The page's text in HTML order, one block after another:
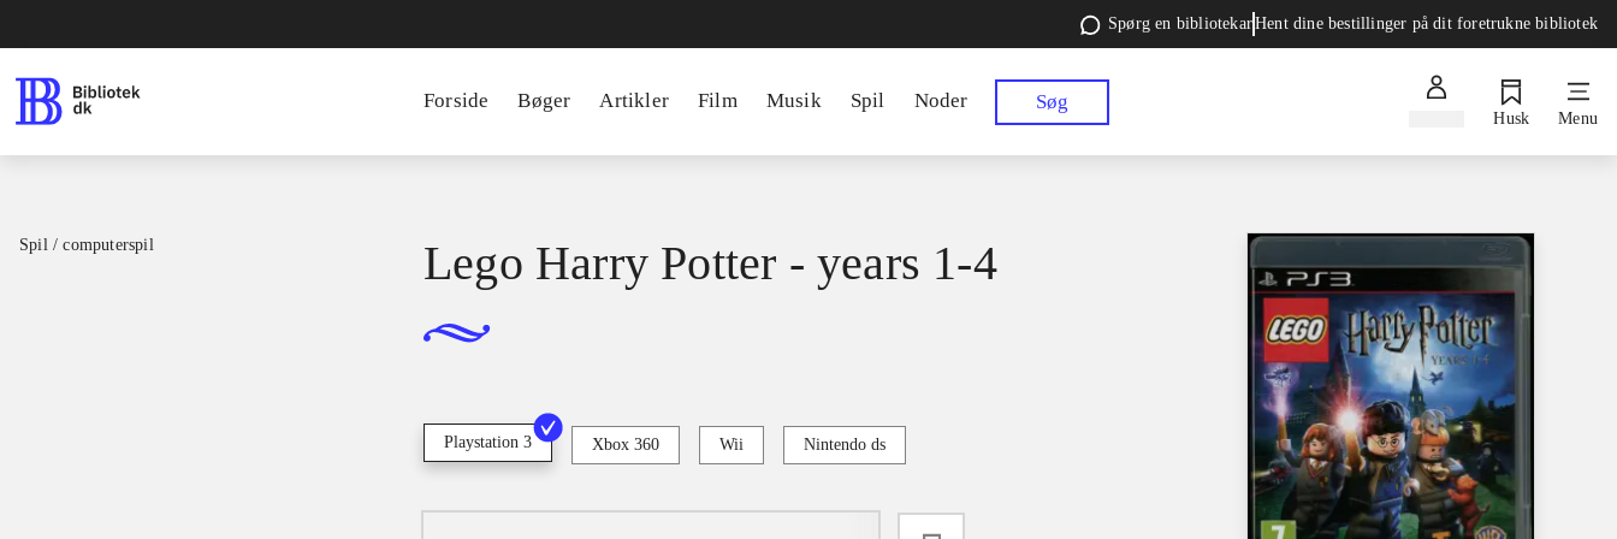
Spørg en bibliotekarHent dine bestillinger på dit foretrukne bibliotek
Forside Bøger Artikler Film Musik Spil Noder Søg
Husk Menu
Spil / computerspil Lego Harry Potter - years 1-4
Playstation 3 Xbox 360 Wii Nintendo ds